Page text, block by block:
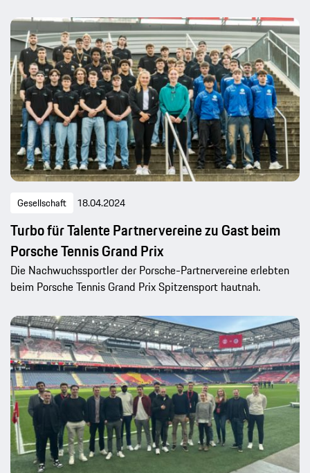
Gesellschaft 18.04.2024
Turbo für Talente Partnervereine zu Gast beim
Porsche Tennis Grand Prix
Die Nachwuchssportler der Porsche-Partnervereine erlebten
beim Porsche Tennis Grand Prix Spitzensport hautnah.